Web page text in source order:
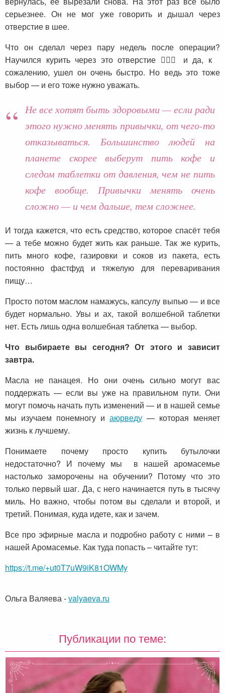
серьезнее. Он не мог уже говорить и дышал через
отверстие в шее.
Что он сделал через пару недель после операции?
Научился курить через это отверстие 🤦🏼‍♀️ и да, к
сожалению, ушел он очень быстро. Но ведь это тоже
выбор — и его тоже нужно уважать.
Не все хотят быть здоровыми — если ради
этого нужно менять привычки, от чего-то
отказываться. Большинство людей на
планете скорее выберут пить кофе и
следом таблетки от давления, чем не пить
кофе вообще. Привычки менять очень
сложно — и чем дальше, тем сложнее.
И тогда кажется, что есть средство, которое спасёт тебя
— а тебе можно будет жить как раньше. Так же курить,
пить много кофе, газировки и соков из пакета, есть
постоянно фастфуд и тяжелую для переваривания
пищу…
Просто потом маслом намажусь, капсулу выпью — и все
будет нормально. Увы и ах, такой волшебной таблетки
нет. Есть лишь одна волшебная таблетка — выбор.
Что выбираете вы сегодня? От этого и зависит
завтра.
Масла не панацея. Но они очень сильно могут вас
поддержать — если вы уже на правильном пути. Они
могут помочь начать путь изменений — и в нашей семье
мы изучаем понемногу и аюрведу — которая меняет
жизнь к лучшему.
Понимаете почему просто купить бутылочки
недостаточно? И почему мы в нашей аромасемье
настолько заморочены на обучении? Потому что это
только первый шаг. Да, с него начинается путь в тысячу
миль. Но важно, чтобы потом вы сделали и второй, и
третий. Понимая, куда идете, как и зачем.
Все про эфирные масла и подробно работу с ними – в
нашей Аромасемье. Как туда попасть – читайте тут:
https://t.me/+ut0T7uW9iK81OWMy
Ольга Валяева-valyaeva.ru
Публикации по теме: